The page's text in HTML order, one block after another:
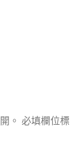
。 必填欄位標